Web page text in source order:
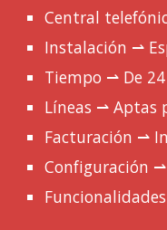
Central
Instalación ⇀
Tiempo ⇀ De
Líneas ⇀ Aptas
Facturación ⇀
Configuración